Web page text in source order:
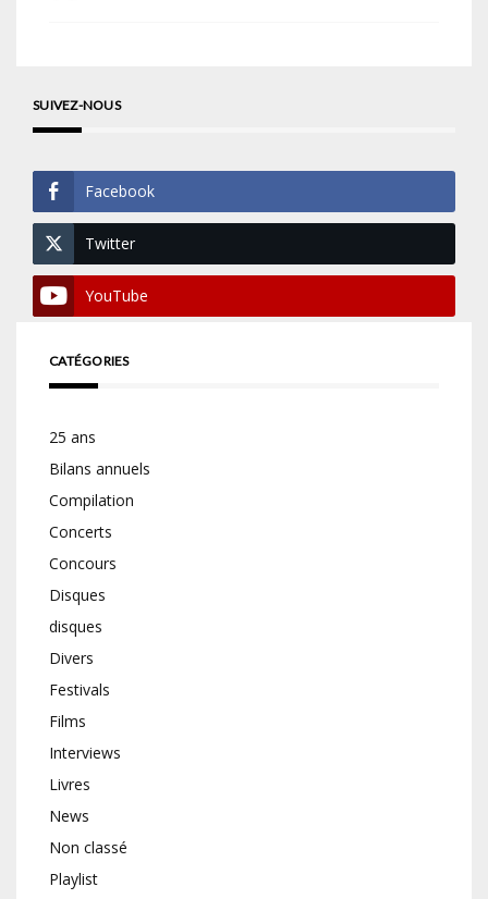
SUIVEZ-NOUS
Facebook
Twitter
YouTube
CATÉGORIES
25 ans
Bilans annuels
Compilation
Concerts
Concours
Disques
disques
Divers
Festivals
Films
Interviews
Livres
News
Non classé
Playlist